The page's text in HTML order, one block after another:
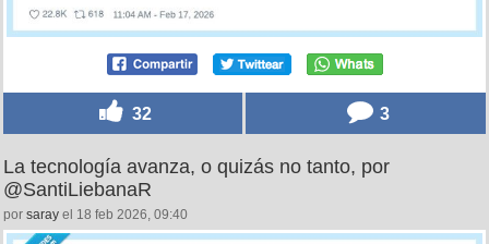
32 3
La tecnología avanza, o quizás no tanto, por
@SantiLiebanaR
por saray el 18 feb 2026, 09:40